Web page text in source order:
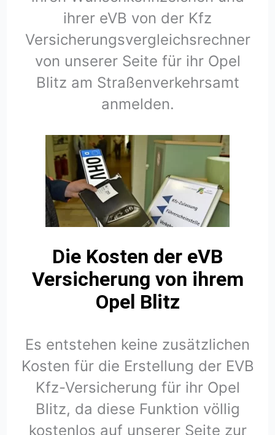
ihrer eVB von der Kfz
Versicherungsvergleichsrechner
von unserer Seite für ihr Opel
Blitz am Straßenverkehrsamt
anmelden.
Die Kosten der eVB
Versicherung von ihrem
Opel Blitz
Es entstehen keine zusätzlichen
Kosten für die Erstellung der EVB
Kfz-Versicherung für ihr Opel
Blitz, da diese Funktion völlig
kostenlos auf unserer Seite zur